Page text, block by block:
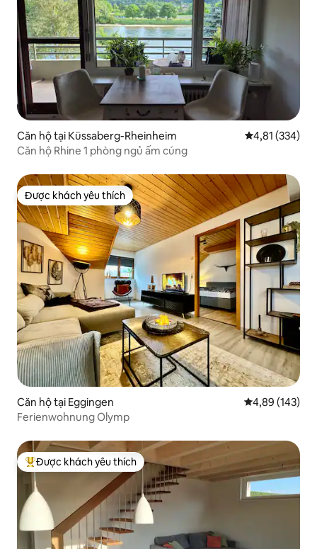
Căn hộ tại Küssaberg-Rheinheim Xếp hạng
4,81 (334)
Căn hộ Rhine 1 phòng ngủ ấm cúng
Được khách yêu thích
Được khách yêu thích
Căn hộ tại Eggingen Xếp hạng
4,89 (143)
Ferienwohnung Olymp
Được khách yêu thích nhất
Được khách yêu thích